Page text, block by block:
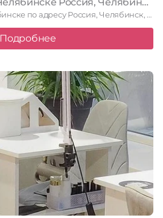
#СтудияКрасоты в Челябинске по адресу Россия, Челябинск, улица Петра Столыпина, …
Подробнее